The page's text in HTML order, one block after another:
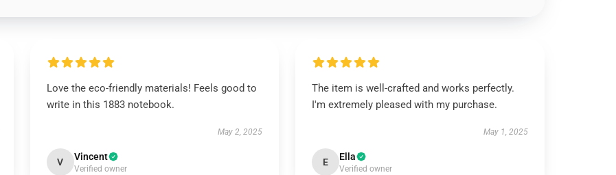
Love the eco-friendly materials! Feels good to
write in this 1883 notebook.
May 2, 2025
V Vincent
Verified owner
The item is well-crafted and works perfectly.
I'm extremely pleased with my purchase.
May 1, 2025
E Ella
Verified owner